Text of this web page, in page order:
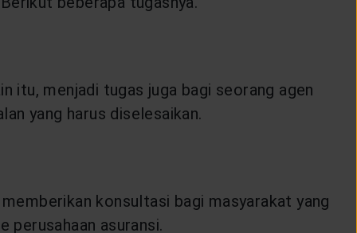
itu, menjadi tugas juga bagi seorang agen
yang harus diselesaikan.
konsultasi bagi masyarakat yang
perusahaan asuransi.